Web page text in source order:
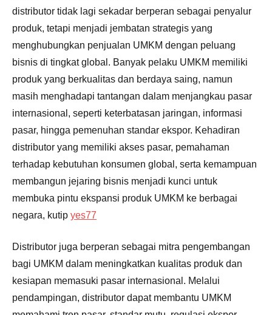
distributor tidak lagi sekadar berperan sebagai penyalur
produk, tetapi menjadi jembatan strategis yang
menghubungkan penjualan UMKM dengan peluang
bisnis di tingkat global. Banyak pelaku UMKM memiliki
produk yang berkualitas dan berdaya saing, namun
masih menghadapi tantangan dalam menjangkau pasar
internasional, seperti keterbatasan jaringan, informasi
pasar, hingga pemenuhan standar ekspor. Kehadiran
distributor yang memiliki akses pasar, pemahaman
terhadap kebutuhan konsumen global, serta kemampuan
membangun jejaring bisnis menjadi kunci untuk
membuka pintu ekspansi produk UMKM ke berbagai
negara, kutip yes77
Distributor juga berperan sebagai mitra pengembangan
bagi UMKM dalam meningkatkan kualitas produk dan
kesiapan memasuki pasar internasional. Melalui
pendampingan, distributor dapat membantu UMKM